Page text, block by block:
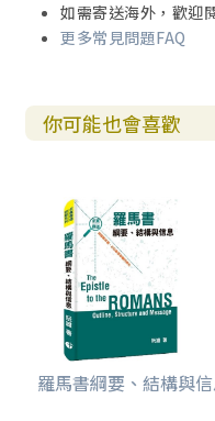
如需寄送海外，歡迎
更多常見問題FAQ
你可能也會喜歡
羅馬書綱要、結構與